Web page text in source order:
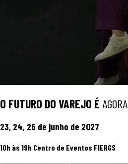
O FUTURO DO VAREJO É AGORA
23, 24, 25 de junho de 2027
10h às 19h Centro de Eventos FIERGS